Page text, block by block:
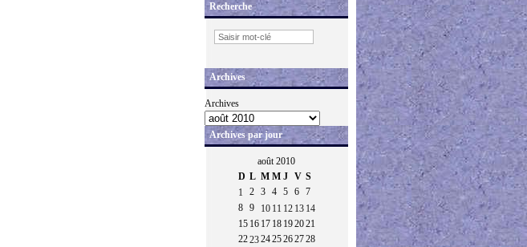
Recherche
Archives
Archives
Archives par jour
août 2010
D L M M J V S
1
2 3 4 5 6
7
8
9 10 11 12 13 14
15 16 17 18 192021
22232425262728